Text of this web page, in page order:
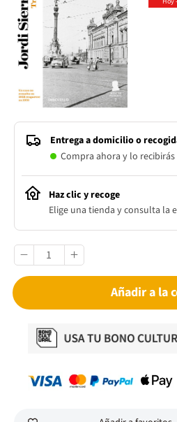
Entrega a domicilio o
Compra ahora y lo
Haz clic y recoge
Elige una tienda y consulta la
Añadir a la